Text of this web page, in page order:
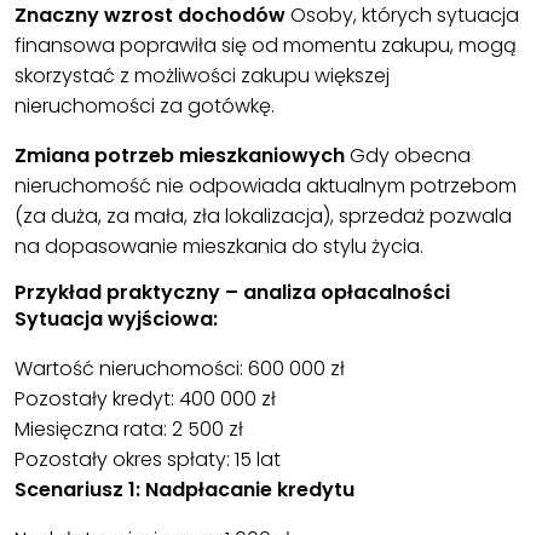
Znaczny wzrost dochodówOsoby, których sytuacja
finansowa poprawiła się od momentu zakupu, mogą
skorzystać z możliwości zakupu większej
nieruchomości za gotówkę.
Zmiana potrzeb mieszkaniowychGdy obecna
nieruchomość nie odpowiada aktualnym potrzebom
(za duża, za mała, zła lokalizacja), sprzedaż pozwala
na dopasowanie mieszkania do stylu życia.
Przykład praktyczny – analiza opłacalności
Sytuacja wyjściowa:
Wartość nieruchomości: 600 000 zł
Pozostały kredyt: 400 000 zł
Miesięczna rata: 2 500 zł
Pozostały okres spłaty: 15 lat
Scenariusz 1: Nadpłacanie kredytu